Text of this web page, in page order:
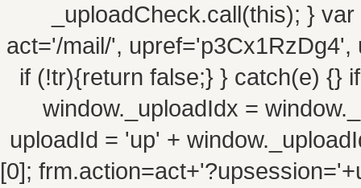
_uploadCheck.call(this); }
act='/mail/',
if (!tr){return false;} } catch(e) {}
window._uploadIdx =
uploadId = 'up' +
[0];